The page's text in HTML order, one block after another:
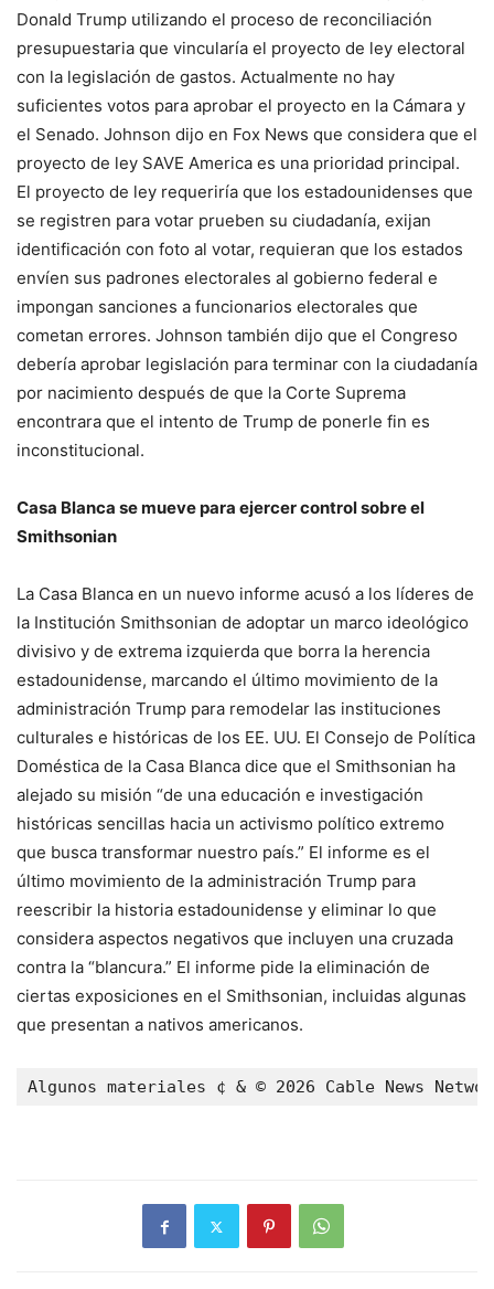
Donald Trump utilizando el proceso de reconciliación
presupuestaria que vincularía el proyecto de ley electoral
con la legislación de gastos. Actualmente no hay
suficientes votos para aprobar el proyecto en la Cámara y
el Senado. Johnson dijo en Fox News que considera que el
proyecto de ley SAVE America es una prioridad principal.
El proyecto de ley requeriría que los estadounidenses que
se registren para votar prueben su ciudadanía, exijan
identificación con foto al votar, requieran que los estados
envíen sus padrones electorales al gobierno federal e
impongan sanciones a funcionarios electorales que
cometan errores. Johnson también dijo que el Congreso
debería aprobar legislación para terminar con la ciudadanía
por nacimiento después de que la Corte Suprema
encontrara que el intento de Trump de ponerle fin es
inconstitucional.
Casa Blanca se mueve para ejercer control sobre el
Smithsonian
La Casa Blanca en un nuevo informe acusó a los líderes de
la Institución Smithsonian de adoptar un marco ideológico
divisivo y de extrema izquierda que borra la herencia
estadounidense, marcando el último movimiento de la
administración Trump para remodelar las instituciones
culturales e históricas de los EE. UU. El Consejo de Política
Doméstica de la Casa Blanca dice que el Smithsonian ha
alejado su misión “de una educación e investigación
históricas sencillas hacia un activismo político extremo
que busca transformar nuestro país.” El informe es el
último movimiento de la administración Trump para
reescribir la historia estadounidense y eliminar lo que
considera aspectos negativos que incluyen una cruzada
contra la “blancura.” El informe pide la eliminación de
ciertas exposiciones en el Smithsonian, incluidas algunas
que presentan a nativos americanos.
Algunos materiales ¢ & © 2026 Cable News